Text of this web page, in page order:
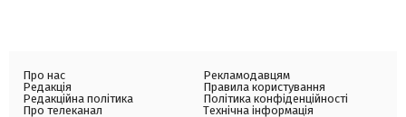
Про нас
Редакція
Редакційна політика
Про телеканал
Рекламодавцям
Правила користування
Політика конфіденційності
Технічна інформація